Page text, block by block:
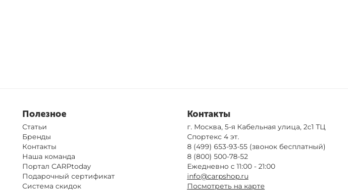
Полезное
Статьи
Бренды
Контакты
Наша команда
Портал CARPtoday
Подарочный сертификат
Система скидок
Контакты
г. Москва, 5-я Кабельная улица, 2с1 ТЦ
Спортекс 4 эт.
8 (499) 653-93-55(звонок бесплатный)
8 (800) 500-78-52
Ежедневно с 11:00 - 21:00
info@carpshop.ru
Посмотреть на карте